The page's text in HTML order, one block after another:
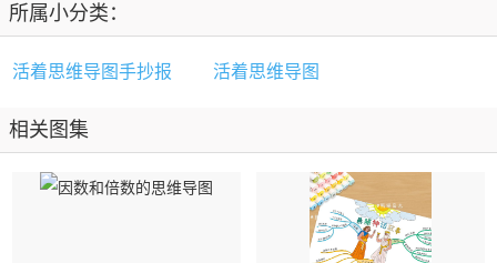
所属小分类：
活着思维导图手抄报 活着思维导图
相关图集